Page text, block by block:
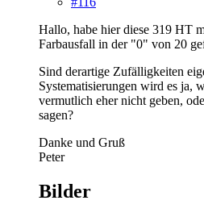
Hallo, habe hier diese 319 HT
Farbausfall in der "0" von 20
Sind derartige Zufälligkeiten
Systematisierungen wird es ja,
vermutlich eher nicht geben,
sagen?
Danke und Gruß
Peter
Bilder